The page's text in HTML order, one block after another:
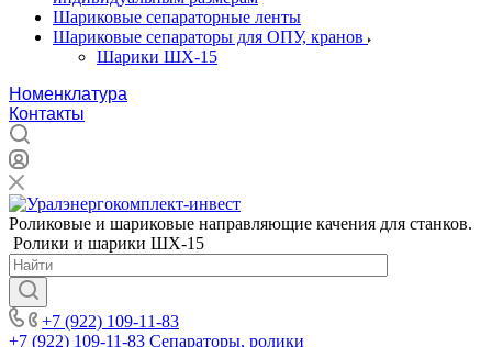
Шариковые сепараторные ленты
Шариковые сепараторы для ОПУ, кранов
Шарики ШХ-15
Номенклатура
Контакты
Роликовые и шариковые направляющие качения для станков.
Ролики и шарики ШХ-15
+7 (922) 109-11-83
+7 (922) 109-11-83 Сепараторы, ролики